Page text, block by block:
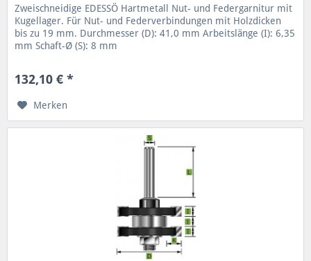
Zweischneidige EDESSÖ Hartmetall Nut- und Federgarnitur mit
Kugellager. Für Nut- und Federverbindungen mit Holzdicken
bis zu 19 mm. Durchmesser (D): 41,0 mm Arbeitslänge (I): 6,35
mm Schaft-Ø (S): 8 mm
132,10 € *
Merken